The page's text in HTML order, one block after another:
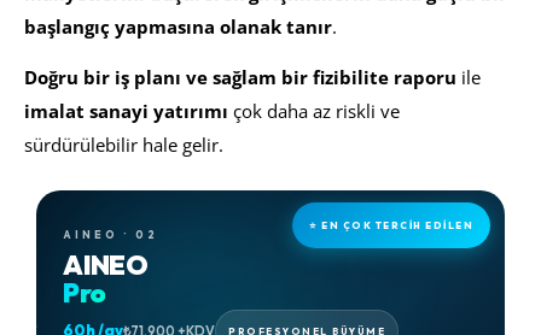
başlangıç yapmasına olanak tanır.
Doğru bir iş planı ve sağlam bir fizibilite raporu ile
imalat sanayi yatırımı çok daha az riskli ve
sürdürülebilir hale gelir.
⭐ EN ÇOK TERCİH EDİLEN
AINEO · 02
AINEO
Pro
60h /ay₺71.900 +KDV PROFESYONEL BÜYÜME